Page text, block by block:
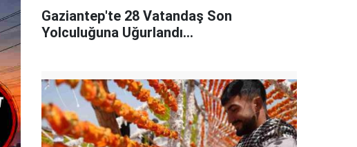
Gaziantep'te 28 Vatandaş Son
Yolculuğuna Uğurlandı...